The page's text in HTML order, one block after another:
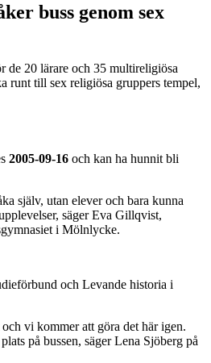
buss genom sex
de 20 lärare och 35 multireligiösa
runt till sex religiösa gruppers tempel,
2005-09-16 och kan ha hunnit bli
själv, utan elever och bara kunna
säger Eva Gillqvist,
i Mölnlycke.
och Levande historia i
vi kommer att göra det här igen.
på bussen, säger Lena Sjöberg på